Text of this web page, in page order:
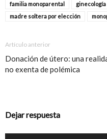
familia monoparental
ginecología
madre soltera por elección
Artículo anterior
Donación de útero: una
no exenta de polémica
Dejar respuesta